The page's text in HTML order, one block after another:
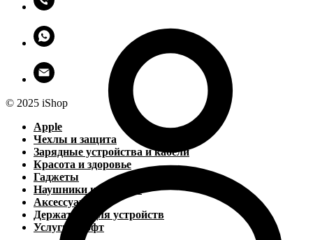
© 2025 iShop
Apple
Чехлы и защита
Зарядные устройства и кабели
Красота и здоровье
Гаджеты
Наушники и колонки
Аксессуары
Держатели для устройств
Услуги и софт